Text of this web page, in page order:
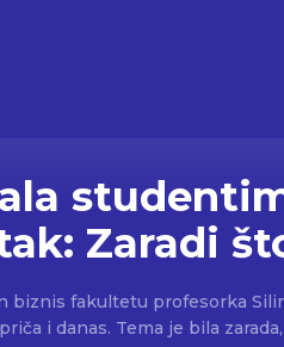
Zaradi
biznis fakultetu profesorka
i danas. Tema je bila zarada,